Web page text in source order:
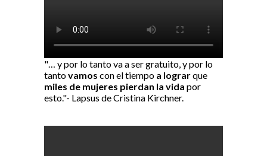
"… y por lo tanto va a ser gratuito, y por lo
tantovamos con el tiempo a lograrque
miles de mujeres pierdan la vida por
esto."- Lapsus de Cristina Kirchner.